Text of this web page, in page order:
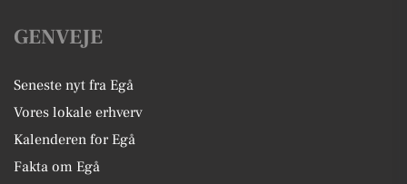
GENVEJE
Seneste nyt fra Egå
Vores lokale erhverv
Kalenderen for Egå
Fakta om Egå